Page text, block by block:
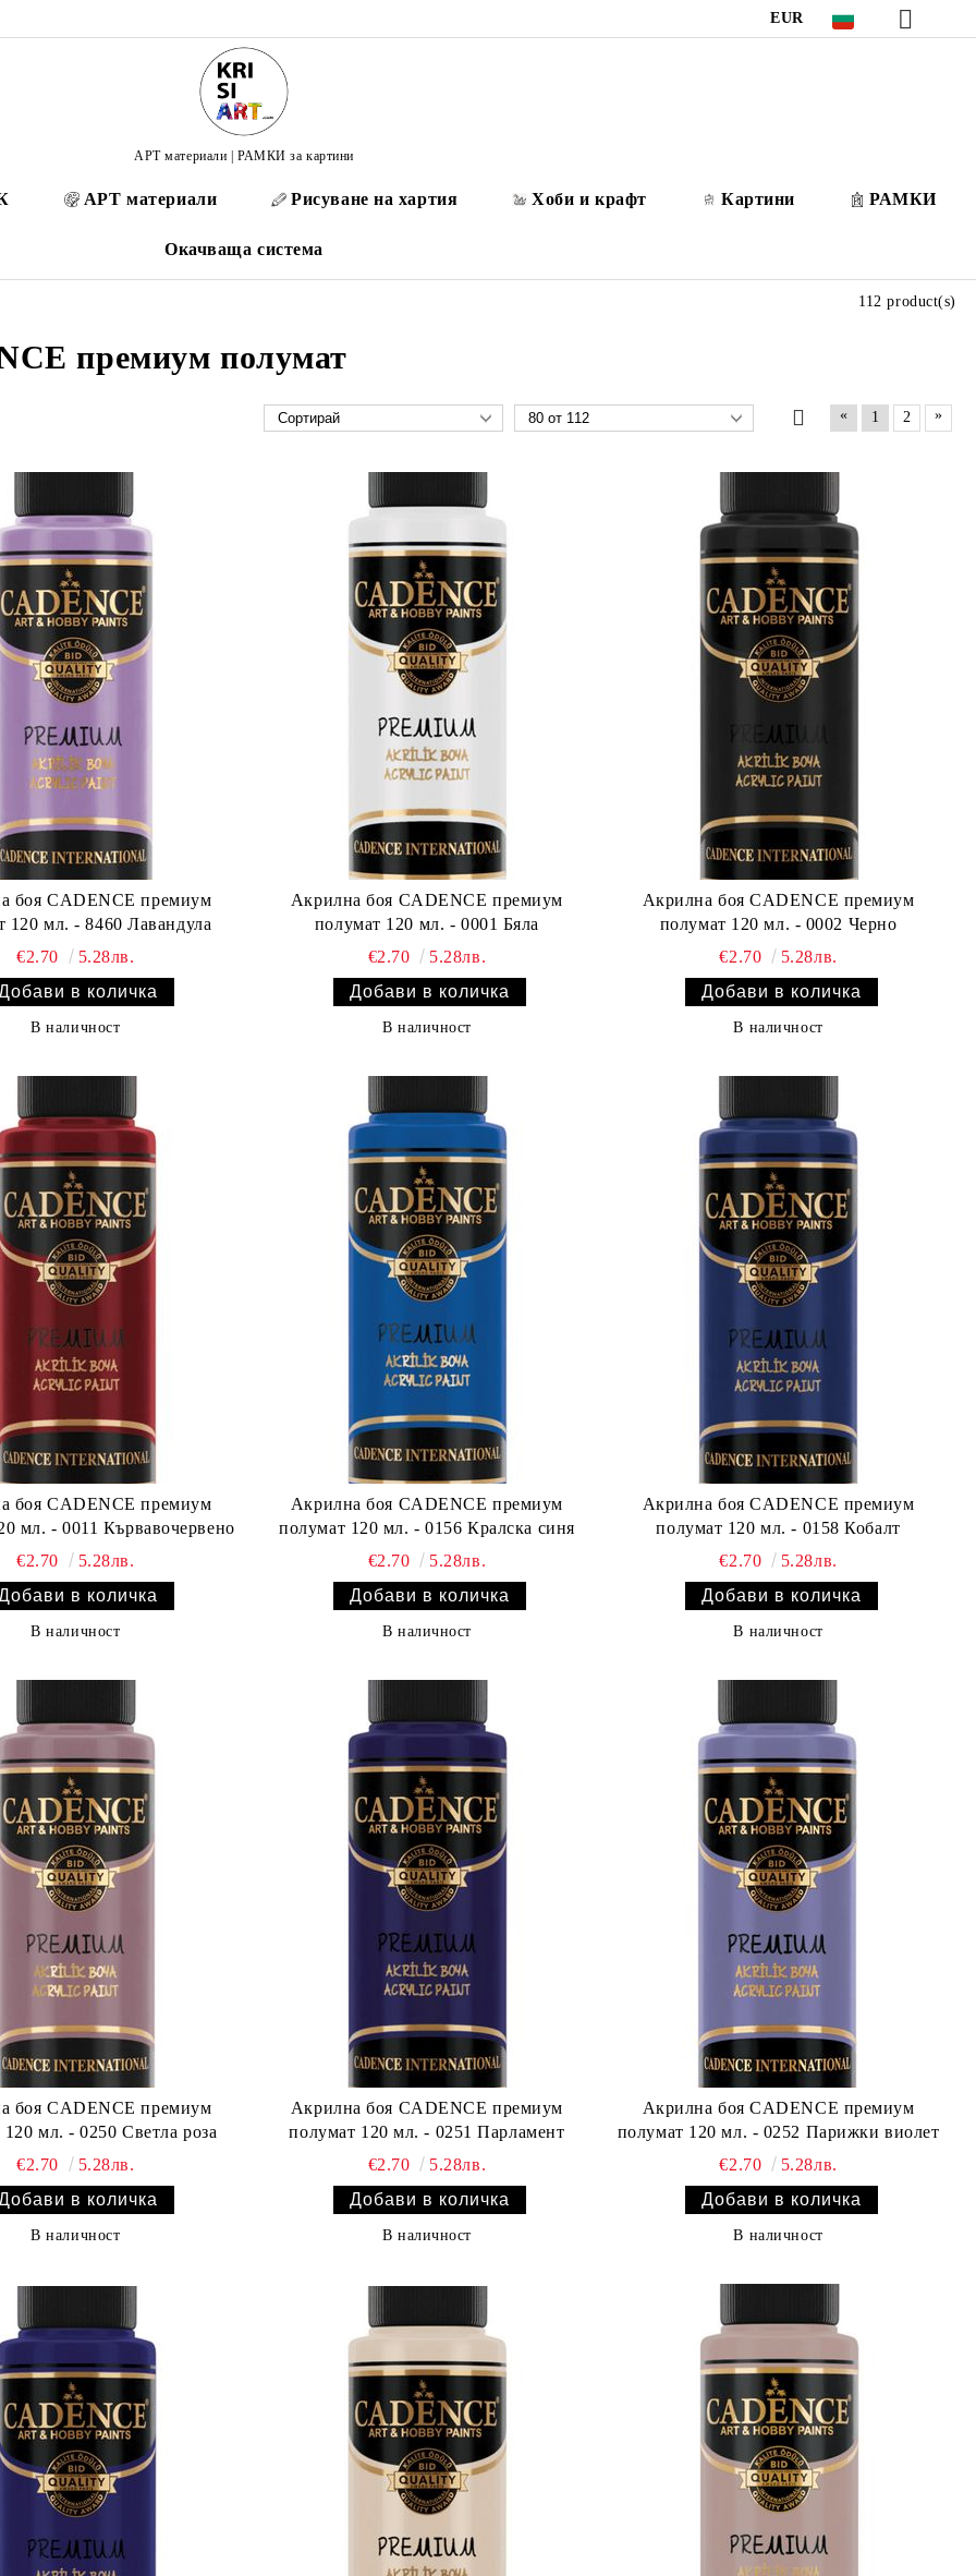
EUR
АРТ материали | РАМКИ за картини
АРТ материали Рисуване на хартия Хоби и крафт Картини РАМКИ
Окачваща система
премиум полумат
112 product(s)
« 1 2 »
боя CADENCE премиум
120 мл. - 8460 Лавандула
€2.70
5.28лв.
В наличност
Акрилна боя CADENCE премиум
полумат 120 мл. - 0001 Бяла
€2.70
5.28лв.
В наличност
Акрилна боя CADENCE премиум
полумат 120 мл. - 0002 Черно
€2.70
5.28лв.
В наличност
боя CADENCE премиум
мл. - 0011 Кървавочервено
€2.70
5.28лв.
В наличност
Акрилна боя CADENCE премиум
полумат 120 мл. - 0156 Кралска синя
€2.70
5.28лв.
В наличност
Акрилна боя CADENCE премиум
полумат 120 мл. - 0158 Кобалт
€2.70
5.28лв.
В наличност
боя CADENCE премиум
мл. - 0250 Светла роза
€2.70
5.28лв.
В наличност
Акрилна боя CADENCE премиум
полумат 120 мл. - 0251 Парламент
€2.70
5.28лв.
В наличност
Акрилна боя CADENCE премиум
полумат 120 мл. - 0252 Парижки виолет
€2.70
5.28лв.
В наличност